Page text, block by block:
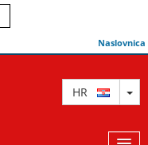
Naslovnica
HR